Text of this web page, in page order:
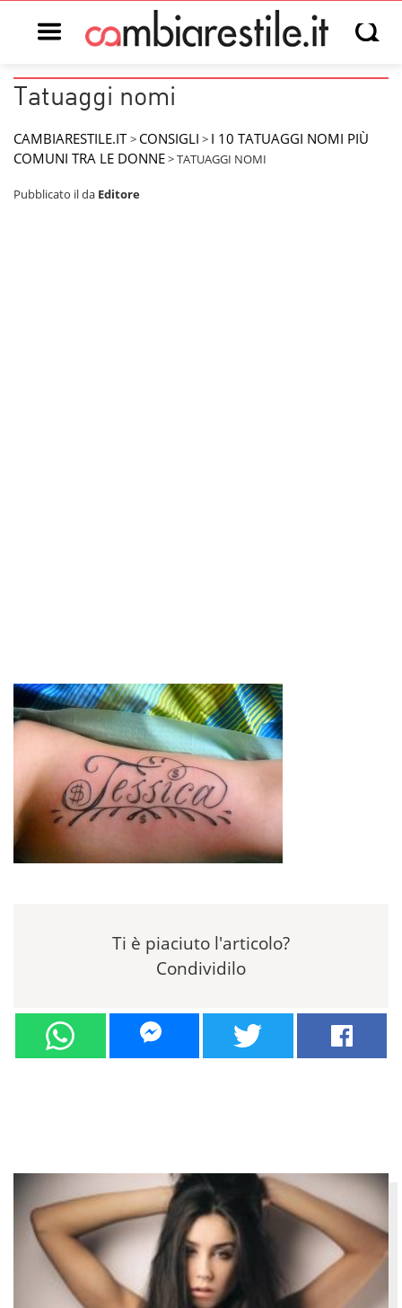
Open main menu Open
Tatuaggi nomi
CAMBIARESTILE.IT > CONSIGLI > I 10 TATUAGGI NOMI PIÙ
COMUNI TRA LE DONNE>TATUAGGI NOMI
Pubblicato ilda Editore
Ti è piaciuto l'articolo?
Condividilo